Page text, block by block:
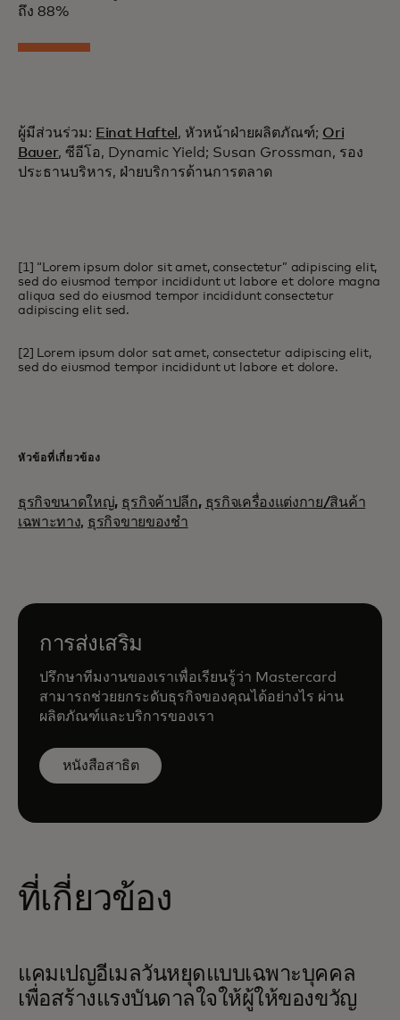
ถึง 88%
ผู้มีส่วนร่วม: Einat Haftel , หัวหน้าฝ่ายผลิตภัณฑ์; Ori
Bauer, ซีอีโอ, Dynamic Yield; Susan Grossman, รอง
ประธานบริหาร, ฝ่ายบริการด้านการตลาด
[1] “Lorem ipsum dolor sit amet, consectetur” adipiscing elit,
sed do eiusmod tempor incididunt ut labore et dolore magna
aliqua sed do eiusmod tempor incididunt consectetur
adipiscing elit sed.
[2] Lorem ipsum dolor sat amet, consectetur adipiscing elit,
sed do eiusmod tempor incididunt ut labore et dolore.
หัวข้อที่เกี่ยวข้อง
ธุรกิจขนาดใหญ่, ธุรกิจค้าปลีก, ธุรกิจเครื่องแต่งกาย/สินค้า
เฉพาะทาง, ธุรกิจขายของชำ
การส่งเสริม
ปรึกษาทีมงานของเราเพื่อเรียนรู้ว่า Mastercard
สามารถช่วยยกระดับธุรกิจของคุณได้อย่างไร ผ่าน
ผลิตภัณฑ์และบริการของเรา
หนังสือสาธิต
ที่เกี่ยวข้อง
แคมเปญอีเมลวันหยุดแบบเฉพาะบุคคล
เพื่อสร้างแรงบันดาลใจให้ผู้ให้ของขวัญ